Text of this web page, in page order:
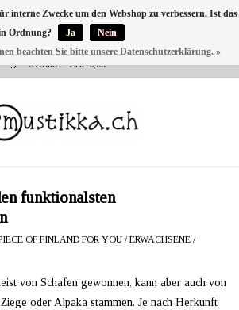
INNERHALB CH | INT. VERSAND ÜBER
0 Artikel - CHF 0,00
funktionalsten
OF FINLAND FOR YOU /ERWACHSENE /
von Schafen gewonnen, kann aber auch von
oder Alpaka stammen. Je nach Herkunft
interne Zwecke um den Webshop zu verbessern. Ist das
Ordnung?
Ja
Nein
beachten Sie bitte unsere Datenschutzerklärung. »